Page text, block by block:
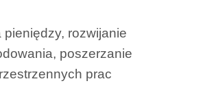
rozwijanie
poszerzanie
prac